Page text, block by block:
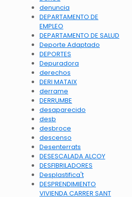
denuncia
DEPARTAMENTO DE
EMPLEO
DEPARTAMENTO DE SALUD
Deporte Adaptado
DEPORTES
Depuradora
derechos
DERI MATAIX
derrame
DERRUMBE
desaparecido
desb
desbroce
descenso
Desenterrats
DESESCALADA ALCOY
DESFIBRILADORES
Desplastifica't
DESPRENDIMIENTO
VIVIENDA CARRER SANT